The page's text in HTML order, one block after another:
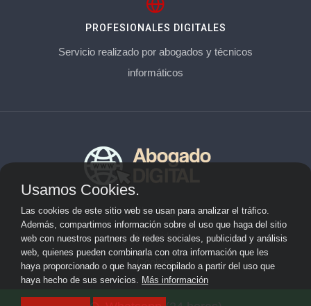
PROFESIONALES DIGITALES
Servicio realizado por abogados y técnicos
informáticos
Aviso Legal
Privacidad
Cookies
Usamos Cookies.
Las cookies de este sitio web se usan para analizar el tráfico.
Además, compartimos información sobre el uso que haga del sitio
web con nuestros partners de redes sociales, publicidad y análisis
web, quienes pueden combinarla con otra información que les
haya proporcionado o que hayan recopilado a partir del uso que
haya hecho de sus servicios. Más información